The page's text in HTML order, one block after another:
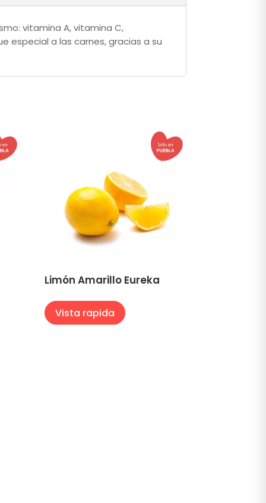
vitamina A, vitamina C,
especial a las carnes, gracias a su
Limón Amarillo Eureka
Vista rapida